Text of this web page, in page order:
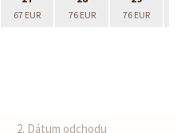
67 EUR 76 EUR 76 EUR
2. Dátum odchodu